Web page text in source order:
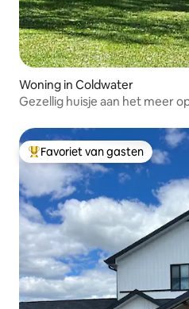
Woning in Coldwater
Gezellig huisje aan het meer
Topfavoriet van gasten
Favoriet van gasten